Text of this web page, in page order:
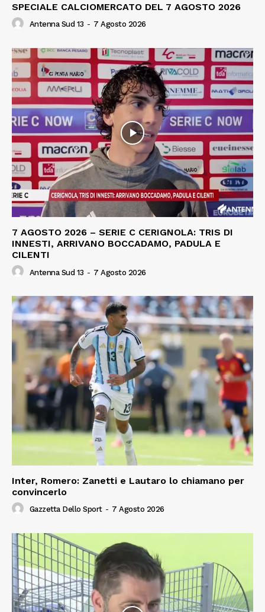
SPECIALE CALCIOMERCATO DEL 7 AGOSTO 2026
Antenna Sud 13 - 7 Agosto 2026
7 AGOSTO 2026 – SERIE C CERIGNOLA: TRIS DI
INNESTI, ARRIVANO BOCCADAMO, PADULA E
CILENTI
Antenna Sud 13 - 7 Agosto 2026
Inter, Romero: Zanetti e Lautaro lo chiamano per
convincerlo
Gazzetta Dello Sport - 7 Agosto 2026